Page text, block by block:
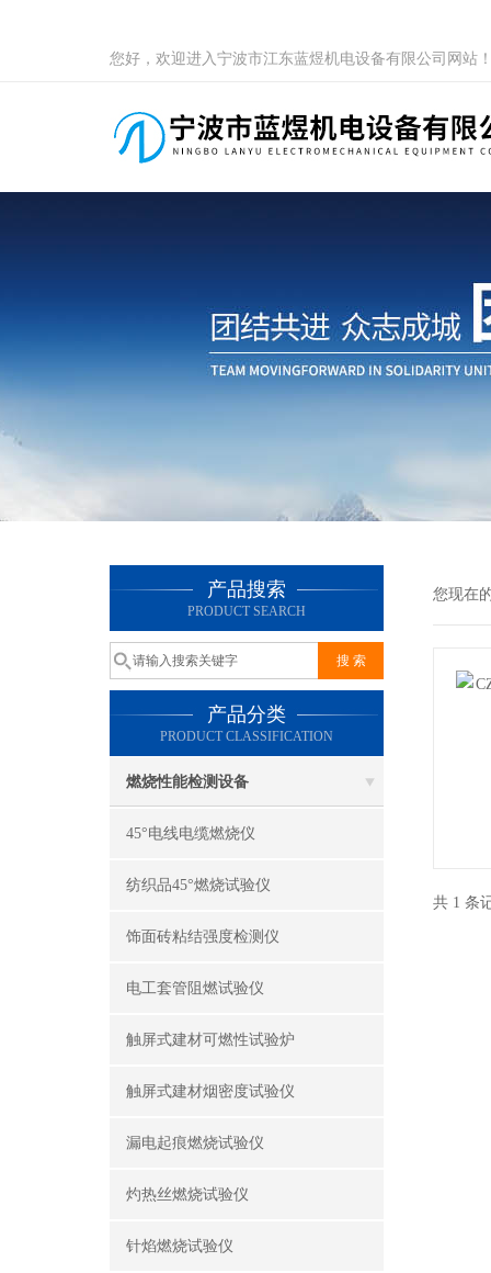
您好，欢迎进入宁波市江东蓝煜机电设备有限公司网站
产品搜索
PRODUCT SEARCH
产品分类
PRODUCT CLASSIFICATION
燃烧性能检测设备
45°电线电缆燃烧仪
纺织品45°燃烧试验仪
饰面砖粘结强度检测仪
电工套管阻燃试验仪
触屏式建材可燃性试验炉
触屏式建材烟密度试验仪
漏电起痕燃烧试验仪
灼热丝燃烧试验仪
针焰燃烧试验仪
您现在
共 1 条